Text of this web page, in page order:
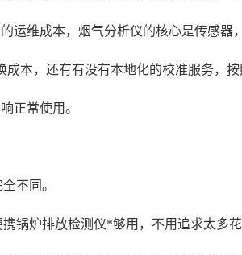
运维成本，烟气分析仪的核心是传感器
本，还有有没有本地化的校准服务，
正常使用。
不同。
锅炉排放检测仪*够用，不用追求太多